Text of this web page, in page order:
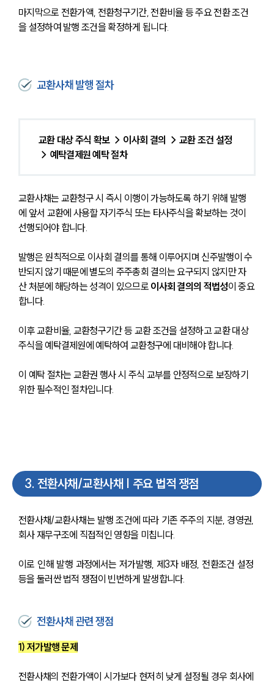
마지막으로 전환가액, 전환청구기간, 전환비율 등 주요 전환 조건
을 설정하여 발행 조건을 확정하게 됩니다.
교환사채 발행 절차
교환 대상 주식 확보 → 이사회 결의 → 교환 조건 설정
→ 예탁결제원 예탁 절차
교환사채는 교환청구 시 즉시 이행이 가능하도록 하기 위해 발행
에 앞서 교환에 사용할 자기주식 또는 타사주식을 확보하는 것이
선행되어야 합니다.
발행은 원칙적으로 이사회 결의를 통해 이루어지며 신주발행이 수
반되지 않기 때문에 별도의 주주총회 결의는 요구되지 않지만 자
산 처분에 해당하는 성격이 있으므로 이사회 결의의 적법성이 중요
합니다.
이후 교환비율, 교환청구기간 등 교환 조건을 설정하고 교환 대상
주식을 예탁결제원에 예탁하여 교환청구에 대비해야 합니다.
이 예탁 절차는 교환권 행사 시 주식 교부를 안정적으로 보장하기
위한 필수적인 절차입니다.
3. 전환사채/교환사채 | 주요 법적 쟁점
전환사채/교환사채는 발행 조건에 따라 기존 주주의 지분, 경영권,
회사 재무구조에 직접적인 영향을 미칩니다.
이로 인해 발행 과정에서는 저가발행, 제3자 배정, 전환조건 설정
등을 둘러싼 법적 쟁점이 빈번하게 발생합니다.
전환사채 관련 쟁점
1) 저가발행 문제
전환사채의 전환가액이 시가보다 현저히 낮게 설정될 경우 회사에